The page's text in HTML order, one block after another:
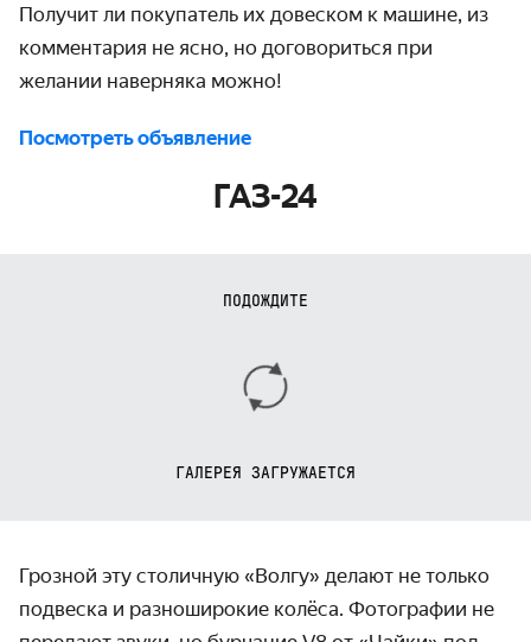
Получит ли покупатель их довеском к машине, из
комментария не ясно, но договориться при
желании наверняка можно!
Посмотреть объявление
ГАЗ-24
ПОДОЖДИТЕ
ГАЛЕРЕЯ ЗАГРУЖАЕТСЯ
Грозной эту столичную «Волгу» делают не только
подвеска и разноширокие колёса. Фотографии не